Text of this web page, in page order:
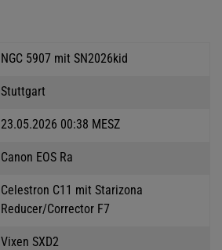
NGC 5907 mit SN2026kid
Stuttgart
23.05.2026 00:38 MESZ
Canon EOS Ra
Celestron C11 mit Starizona
Reducer/Corrector F7
Vixen SXD2